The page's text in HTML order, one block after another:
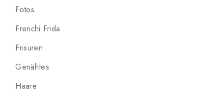
Fotos
Frenchi Frida
Frisuren
Genähtes
Haare